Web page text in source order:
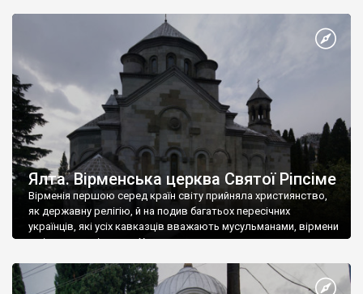
Херсонесі Володимир-язичник, став Василем-християнином.
А потім було Хрещення Русі. На честь Херсонесу Таврійського
Ялта. Вірменська церква Святої Ріпсіме
Вірменія першою серед країн світу прийняла християнство,
як державну релігію, й на подив багатьох пересічних
українців, які усіх кавказців вважають мусульманами, вірмени
є відданими вірянами Христа